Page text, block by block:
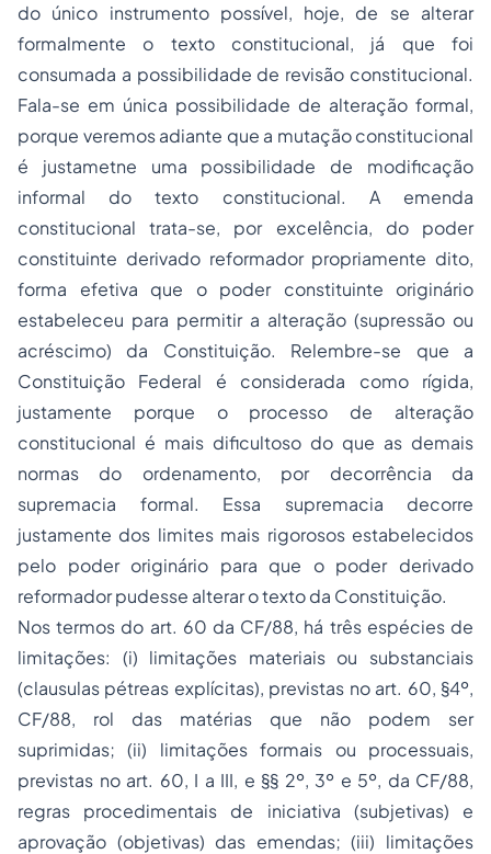
do único instrumento possível, hoje, de se alterar
formalmente o texto constitucional, já que foi
consumada a possibilidade de revisão constitucional.
Fala-se em única possibilidade de alteração formal,
porque veremos adiante que a mutação constitucional
é justametne uma possibilidade de modificação
informal do texto constitucional. A emenda
constitucional trata-se, por excelência, do poder
constituinte derivado reformador propriamente dito,
forma efetiva que o poder constituinte originário
estabeleceu para permitir a alteração (supressão ou
acréscimo) da Constituição. Relembre-se que a
Constituição Federal é considerada como rígida,
justamente porque o processo de alteração
constitucional é mais dificultoso do que as demais
normas do ordenamento, por decorrência da
supremacia formal. Essa supremacia decorre
justamente dos limites mais rigorosos estabelecidos
pelo poder originário para que o poder derivado
reformador pudesse alterar o texto da Constituição.
Nos termos do art. 60 da CF/88, há três espécies de
limitações: (i) limitações materiais ou substanciais
(clausulas pétreas explícitas), previstas no art. 60, §4º,
CF/88, rol das matérias que não podem ser
suprimidas; (ii) limitações formais ou processuais,
previstas no art. 60, I a III, e §§ 2º, 3º e 5º, da CF/88,
regras procedimentais de iniciativa (subjetivas) e
aprovação (objetivas) das emendas; (iii) limitações